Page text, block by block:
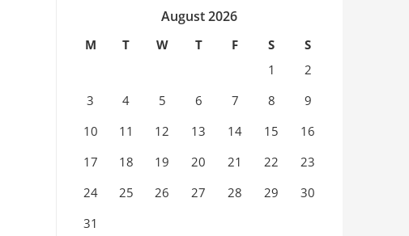
August 2026
M T W T F S
S
1
2
3
4 5 6 7 8
9
10
11 12 13 14 15
16
17
18 19 20 21 22
23
24
25 26 27 28 29
30
31